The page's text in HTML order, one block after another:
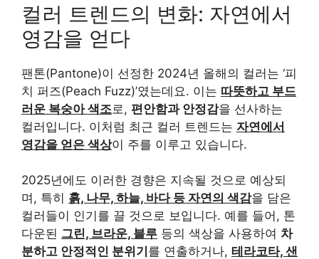
컬러 트렌드의 변화: 자연에서
영감을 얻다
팬톤(Pantone)이 선정한 2024년 올해의 컬러는 ‘피
치 퍼즈(Peach Fuzz)’였는데요. 이는 따뜻하고 부드
러운 복숭아 색조 로, 편안함과 안정감을 선사하는
컬러입니다. 이처럼 최근 컬러 트렌드는 자연에서
영감을 얻은 색상이 주를 이루고 있습니다.
2025년에도 이러한 경향은 지속될 것으로 예상되
며, 특히 흙, 나무, 하늘, 바다 등 자연의 색감을 담은
컬러들이 인기를 끌 것으로 보입니다. 예를 들어, 톤
다운된 그린, 브라운, 블루 등의 색상을 사용하여 차
분하고 안정적인 분위기 를 연출하거나, 테라코타, 샌